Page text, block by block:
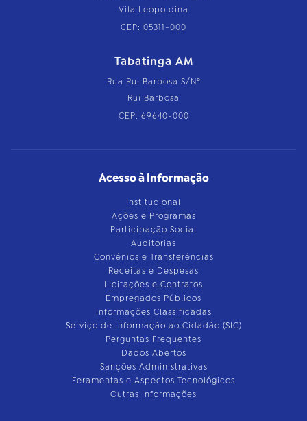
Vila Leopoldina
CEP: 05311-000
Tabatinga AM
Rua Rui Barbosa S/Nº
Rui Barbosa
CEP: 69640-000
Acesso à Informação
Institucional
Ações e Programas
Participação Social
Auditorias
Convênios e Transferências
Receitas e Despesas
Licitações e Contratos
Empregados Públicos
Informações Classificadas
Serviço de Informação ao Cidadão (SIC)
Perguntas Frequentes
Dados Abertos
Sanções Administrativas
Feramentas e Aspectos Tecnológicos
Outras Informações